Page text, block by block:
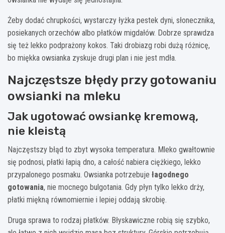
Żeby dodać chrupkości, wystarczy łyżka pestek dyni, słonecznika,
posiekanych orzechów albo płatków migdałów. Dobrze sprawdza
się też lekko podprażony kokos. Taki drobiazg robi dużą różnicę,
bo miękka owsianka zyskuje drugi plan i nie jest mdła.
Najczęstsze błędy przy gotowaniu
owsianki na mleku
Jak ugotować owsiankę kremową,
nie kleistą
Najczęstszy błąd to zbyt wysoka temperatura. Mleko gwałtownie
się podnosi, płatki łapią dno, a całość nabiera ciężkiego, lekko
przypalonego posmaku. Owsianka potrzebuje łagodnego
gotowania, nie mocnego bulgotania. Gdy płyn tylko lekko drży,
płatki miękną równomiernie i lepiej oddają skrobię.
Druga sprawa to rodzaj płatków. Błyskawiczne robią się szybko,